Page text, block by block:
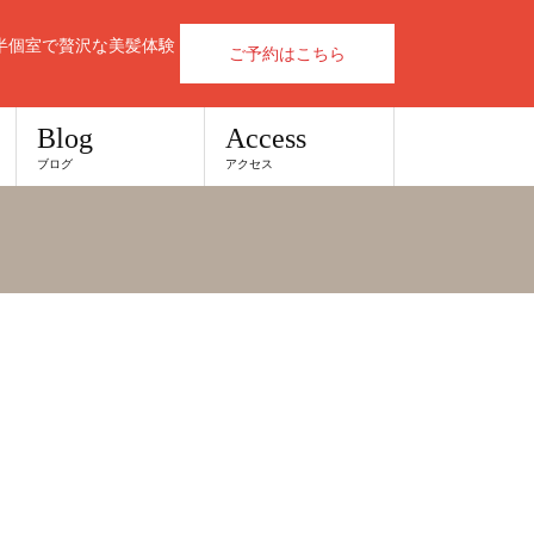
個室で贅沢な美髪体験 ご予約はこちら
Blog
ブログ
Access
アクセス